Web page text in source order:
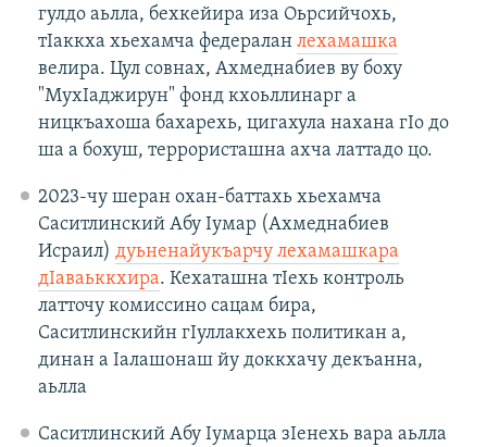
гулдо аьлла, бехкейира иза Оьрсийчохь,
тIаккха хьехамча федералан лехамашка
велира. Цул совнах, Ахмеднабиев ву боху
"МухIаджирун" фонд кхоьллинарг а
ницкъахоша бахарехь, цигахула нахана гIо до
ша а бохуш, террористашна ахча латтадо цо.
2023-чу шеран охан-баттахь хьехамча
Саситлинский Абу Iумар (Ахмеднабиев
Исраил) дуьненайукъарчу лехамашкара
дIаваьккхира. Кехаташна тIехь контроль
латточу комиссино сацам бира,
Саситлинскийн гIуллакхехь политикан а,
динан а Iалашонаш йу доккхачу декъанна,
аьлла
Саситлинский Абу Iумарца зIенехь вара аьлла